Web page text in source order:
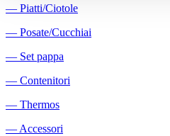
― Piatti/Ciotole
― Posate/Cucchiai
― Set pappa
― Contenitori
― Thermos
― Accessori